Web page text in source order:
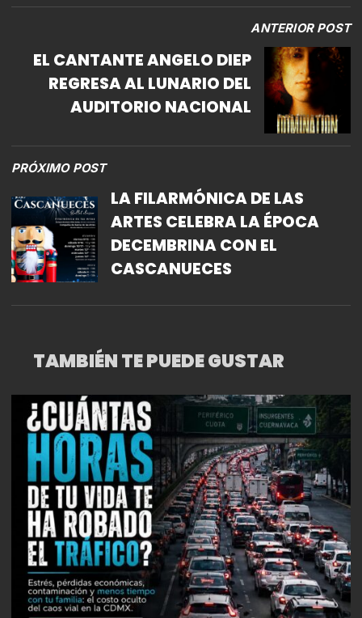
ANTERIOR POST
EL CANTANTE ANGELO DIEP
REGRESA AL LUNARIO DEL
AUDITORIO NACIONAL
PRÓXIMO POST
LA FILARMÓNICA DE LAS
ARTES CELEBRA LA ÉPOCA
DECEMBRINA CON EL
CASCANUECES
TAMBIÉN TE PUEDE GUSTAR